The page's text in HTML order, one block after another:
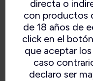
directa o
con productos
de 18 años de
click en el
que aceptar
caso
declaro ser